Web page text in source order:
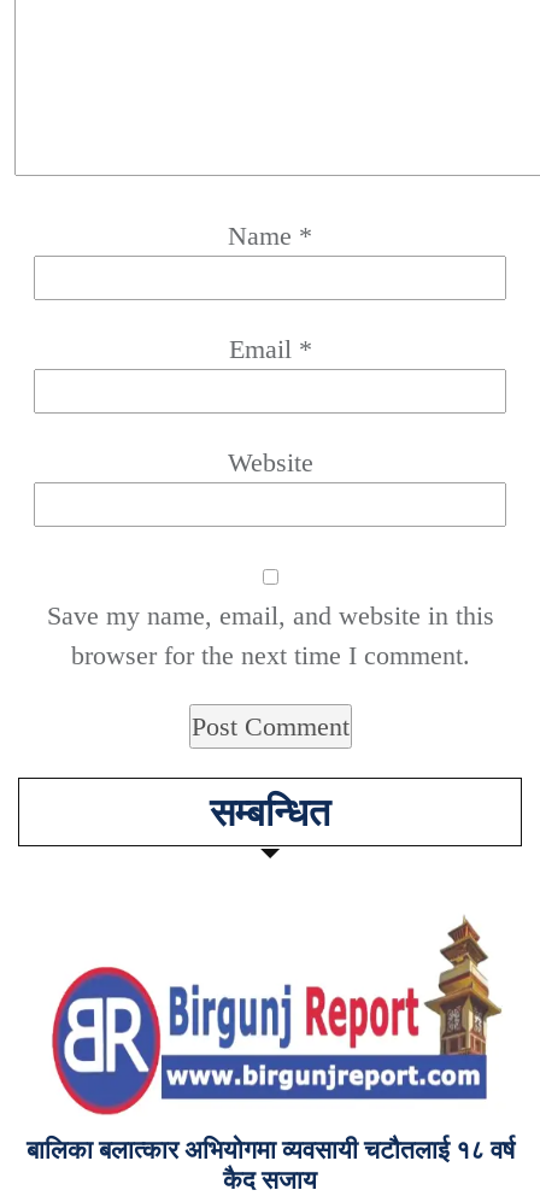
Name *
Email *
Website
Save my name, email, and website in this
browser for the next time I comment.
सम्बन्धित
बालिका बलात्कार अभियोगमा व्यवसायी चटौतलाई १८ वर्ष
कैद सजाय